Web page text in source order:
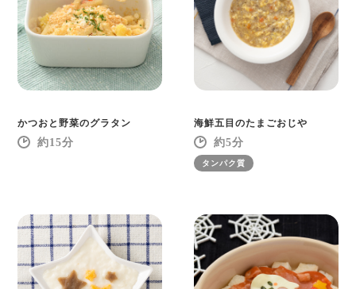
かつおと野菜のグラタン
15
海鮮五目のたまごおじや
5
タンパク質